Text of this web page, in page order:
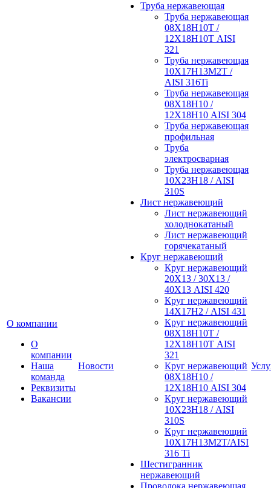
О компании
О
компании
Наша
команда
Реквизиты
Вакансии
Новости
Труба нержавеющая
Труба нержавеющая
08Х18Н10Т /
12Х18Н10Т AISI
321
Труба нержавеющая
10Х17Н13М2Т /
AISI 316Ti
Труба нержавеющая
08Х18Н10 /
12Х18Н10 AISI 304
Труба нержавеющая
профильная
Труба
электросварная
Труба нержавеющая
10Х23Н18 / AISI
310S
Лист нержавеющий
Лист нержавеющий
холоднокатаный
Лист нержавеющий
горячекатаный
Круг нержавеющий
Круг нержавеющий
20Х13 / 30Х13 /
40Х13 AISI 420
Круг нержавеющий
14Х17Н2 / AISI 431
Круг нержавеющий
08Х18Н10Т /
12Х18Н10Т AISI
321
Круг нержавеющий
08Х18Н10 /
12Х18Н10 AISI 304
Круг нержавеющий
10Х23Н18 / AISI
310S
Круг нержавеющий
10Х17Н13М2Т/AISI
316 Тi
Шестигранник
нержавеющий
Проволока нержавеющая